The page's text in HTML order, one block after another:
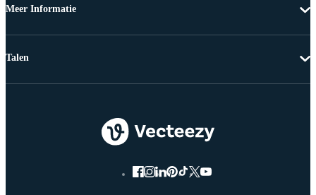
Meer Informatie
Talen